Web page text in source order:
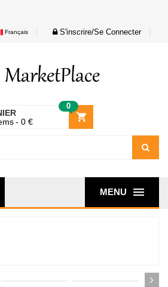
Français S'inscrire/Se Connecter
0
0 €
MENU